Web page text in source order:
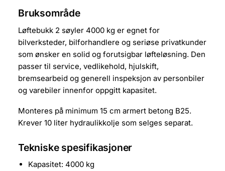
Bruksområde
Løftebukk 2 søyler 4000 kg er egnet for
bilverksteder, bilforhandlere og seriøse privatkunder
som ønsker en solid og forutsigbar løfteløsning. Den
passer til service, vedlikehold, hjulskift,
bremsearbeid og generell inspeksjon av personbiler
og varebiler innenfor oppgitt kapasitet.
Monteres på minimum 15 cm armert betong B25.
Krever 10 liter hydraulikkolje som selges separat.
Tekniske spesifikasjoner
Kapasitet: 4000 kg